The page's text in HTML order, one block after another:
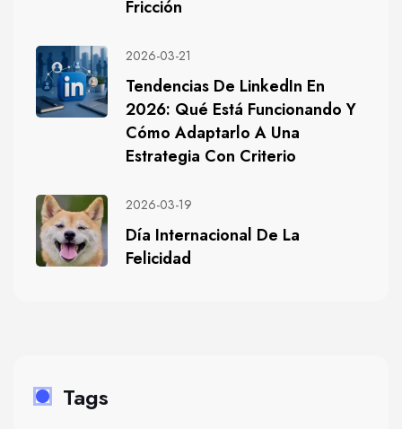
Fricción
2026-03-21
Tendencias De LinkedIn En
2026: Qué Está Funcionando Y
Cómo Adaptarlo A Una
Estrategia Con Criterio
2026-03-19
Día Internacional De La
Felicidad
Tags